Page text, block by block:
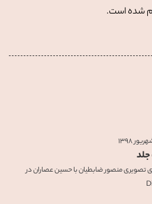
شده است.
تصویری منصور ضابطیان با حسین عصاران در